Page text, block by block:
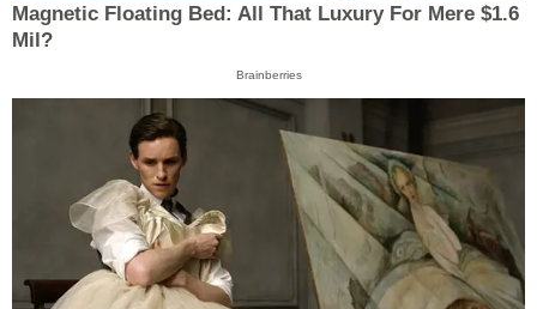
Magnetic Floating Bed: All That Luxury For Mere $1.6
Mil?
Brainberries